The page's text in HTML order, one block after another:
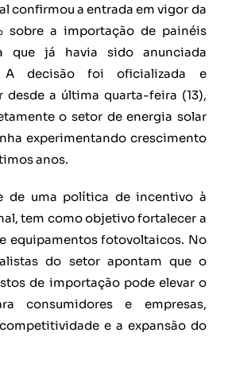
confirmou a entrada em vigor da
sobre a importação de painéis
que já havia sido anunciada
A decisão foi oficializada e
desde a última quarta-feira (13),
o setor de energia solar
experimentando crescimento
anos.
de uma política de incentivo à
tem como objetivo fortalecer a
equipamentos fotovoltaicos. No
do setor apontam que o
de importação pode elevar o
consumidores e empresas,
e a expansão do